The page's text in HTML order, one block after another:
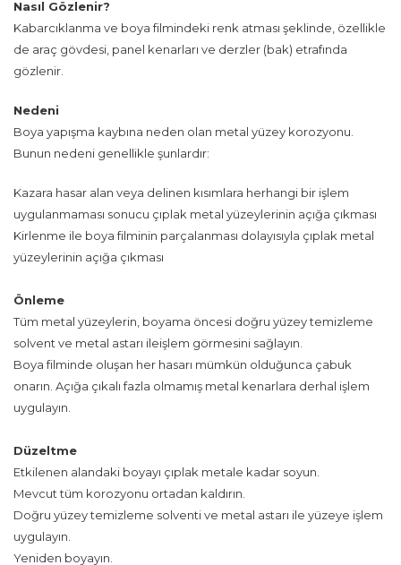
Nasıl Gözlenir?
Kabarcıklanma ve boya filmindeki renk atması şeklinde, özellikle
de araç gövdesi, panel kenarları ve derzler (bak) etrafında
gözlenir.
Nedeni
Boya yapışma kaybına neden olan metal yüzey korozyonu.
Bunun nedeni genellikle şunlardır:
Kazara hasar alan veya delinen kısımlara herhangi bir işlem
uygulanmaması sonucu çıplak metal yüzeylerinin açığa çıkması
Kirlenme ile boya filminin parçalanması dolayısıyla çıplak metal
yüzeylerinin açığa çıkması
Önleme
Tüm metal yüzeylerin, boyama öncesi doğru yüzey temizleme
solvent ve metal astarı ileişlem görmesini sağlayın.
Boya filminde oluşan her hasarı mümkün olduğunca çabuk
onarın. Açığa çıkalı fazla olmamış metal kenarlara derhal işlem
uygulayın.
Düzeltme
Etkilenen alandaki boyayı çıplak metale kadar soyun.
Mevcut tüm korozyonu ortadan kaldırın.
Doğru yüzey temizleme solventi ve metal astarı ile yüzeye işlem
uygulayın.
Yeniden boyayın.